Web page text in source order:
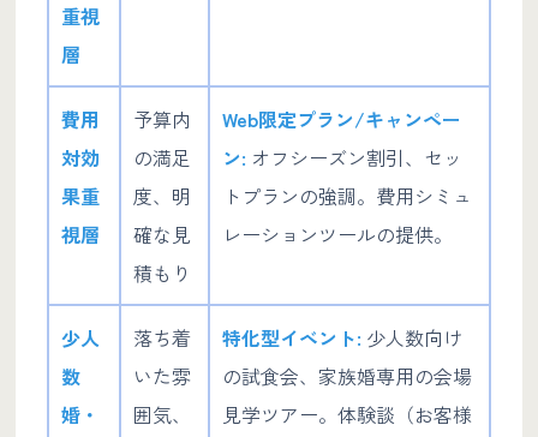
重視
層
費用
対効
果重
視層
予算内
の満足
度、明
確な見
積もり
Web限定プラン/キャンペー
ン: オフシーズン割引、セッ
トプランの強調。費用シミュ
レーションツールの提供。
少人
数
婚・
落ち着
いた雰
囲気、
特化型イベント: 少人数向け
の試食会、家族婚専用の会場
見学ツアー。体験談（お客様